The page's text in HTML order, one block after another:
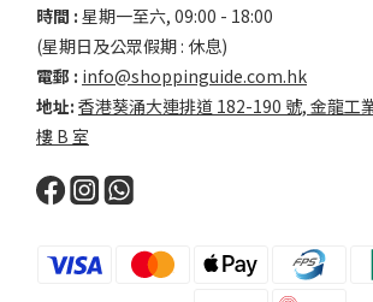
時間 : 星期一至六, 09:00 - 18:00
(星期日及公眾假期 : 休息)
電郵 : info@shoppinguide.com.hk
地址: 香港葵涌大連排道 182-190 號, 金龍工
樓 B 室